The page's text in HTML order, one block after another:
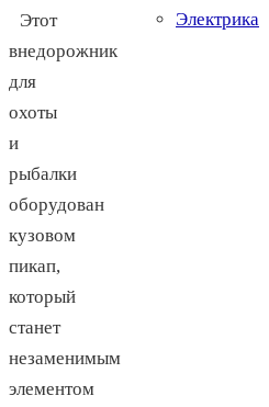
Этот
внедорожник
для
охоты
и
рыбалки
оборудован
кузовом
пикап,
который
станет
незаменимым
элементом
Электрика